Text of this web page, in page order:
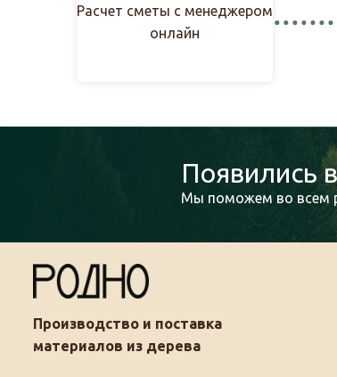
Расчет сметы с менеджером
онлайн
Появились
Мы поможем во всем
Производство и поставка
материалов из дерева